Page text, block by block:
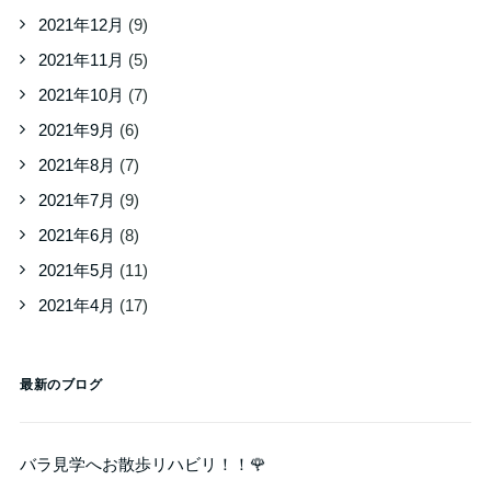
2021年12月 (9)
2021年11月 (5)
2021年10月 (7)
2021年9月 (6)
2021年8月 (7)
2021年7月 (9)
2021年6月 (8)
2021年5月 (11)
2021年4月 (17)
最新のブログ
バラ見学へお散歩リハビリ！！🌹